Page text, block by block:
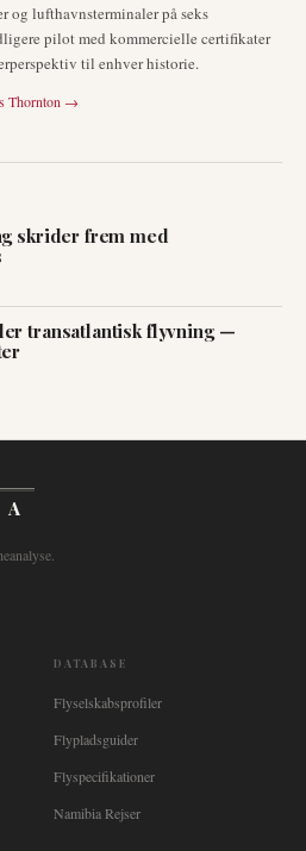
og lufthavnsterminaler på seks
pilot med kommercielle certifikater
til enhver historie.
Thornton →
skrider frem med
transatlantisk flyvning —
DATABASE
Flyselskabsprofiler
Flypladsguider
Flyspecifikationer
Namibia Rejser